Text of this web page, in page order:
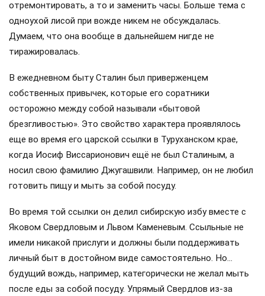
отремонтировать, а то и заменить часы. Больше тема с
одноухой лисой при вожде никем не обсуждалась.
Думаем, что она вообще в дальнейшем нигде не
тиражировалась.
В ежедневном быту Сталин был приверженцем
собственных привычек, которые его соратники
осторожно между собой называли «бытовой
брезгливостью». Это свойство характера проявлялось
еще во время его царской ссылки в Туруханском крае,
когда Иосиф Виссарионович ещё не был Сталиным, а
носил свою фамилию Джугашвили. Например, он не любил
готовить пищу и мыть за собой посуду.
Во время той ссылки он делил сибирскую избу вместе с
Яковом Свердловым и Львом Каменевым. Ссыльные не
имели никакой прислуги и должны были поддерживать
личный быт в достойном виде самостоятельно. Но…
будущий вождь, например, категорически не желал мыть
после еды за собой посуду. Упрямый Свердлов из-за